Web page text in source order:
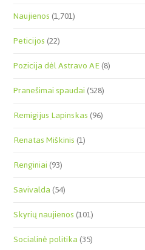
Naujienos(1,701)
Peticijos(22)
Pozicija dėl Astravo AE(8)
Pranešimai spaudai(528)
Remigijus Lapinskas(96)
Renatas Miškinis(1)
Renginiai(93)
Savivalda(54)
Skyrių naujienos(101)
Socialinė politika(35)